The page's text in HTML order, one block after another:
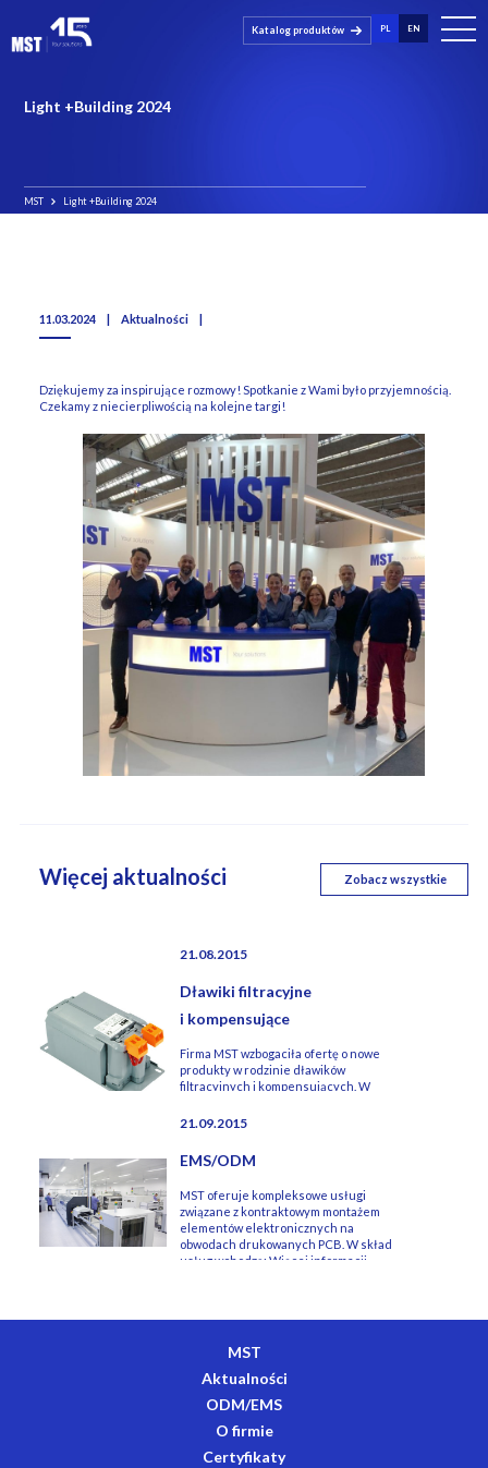
Katalog produktów PL EN
Light +Building 2024
MST Light +Building 2024
11.03.2024 Aktualności
Dziękujemy za inspirujące rozmowy! Spotkanie z Wami było przyjemnością.
Czekamy z niecierpliwością na kolejne targi!
Więcej aktualności Zobacz wszystkie
21.08.2015
Dławiki filtracyjne
i kompensujące
Firma MST wzbogaciła ofertę o nowe
produkty w rodzinie dławików
filtracyjnych i kompensujących. W
konstrukcyjną powstały 1 fazowe
21.09.2015
EMS/ODM
MST oferuje kompleksowe usługi
związane z kontraktowym montażem
elementów elektronicznych na
obwodach drukowanych PCB. W skład
usług wchodzą: Więcej informacji
MST
Aktualności
ODM/EMS
O firmie
Certyfikaty